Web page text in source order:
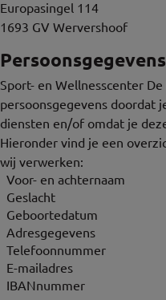
Europasingel 114
1693 GV Wervershoof
Sport- en Wellnesscenter
persoonsgegevens doordat
diensten en/of omdat je
Hieronder vind je een
wij verwerken:
Voor- en achternaam
Geslacht
Geboortedatum
Adresgegevens
Telefoonnummer
E-mailadres
IBANnummer